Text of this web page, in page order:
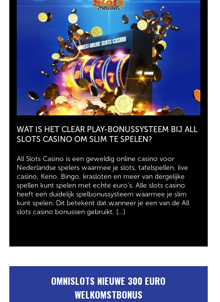
WAT IS HET CLEAR PLAY-BONUSSYSTEEM BIJ ALL
SLOTS CASINO OM SLIM TE SPELEN?
All Slots Casino is een geweldig online casino voor
Nederlandse spelers waarmee je slots, tafelspellen, live
casino, Keno, Bingo, krasloten en meer van dergelijke
spellen kunt spelen met echte euro’s. Alle slots casino
heeft een duidelijk spelbonussysteem waarmee je slim
kunt spelen. Dit betekent dat wanneer je een van de All
slots casino bonussen gebruikt, […]
OMNISLOTS NIEUWE 300 EURO
WELKOMSTBONUS